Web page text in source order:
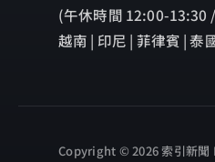
(午休時間 12:00-13:30
越南 | 印尼 | 菲律賓 | 泰
Copyright © 2026 索引新聞